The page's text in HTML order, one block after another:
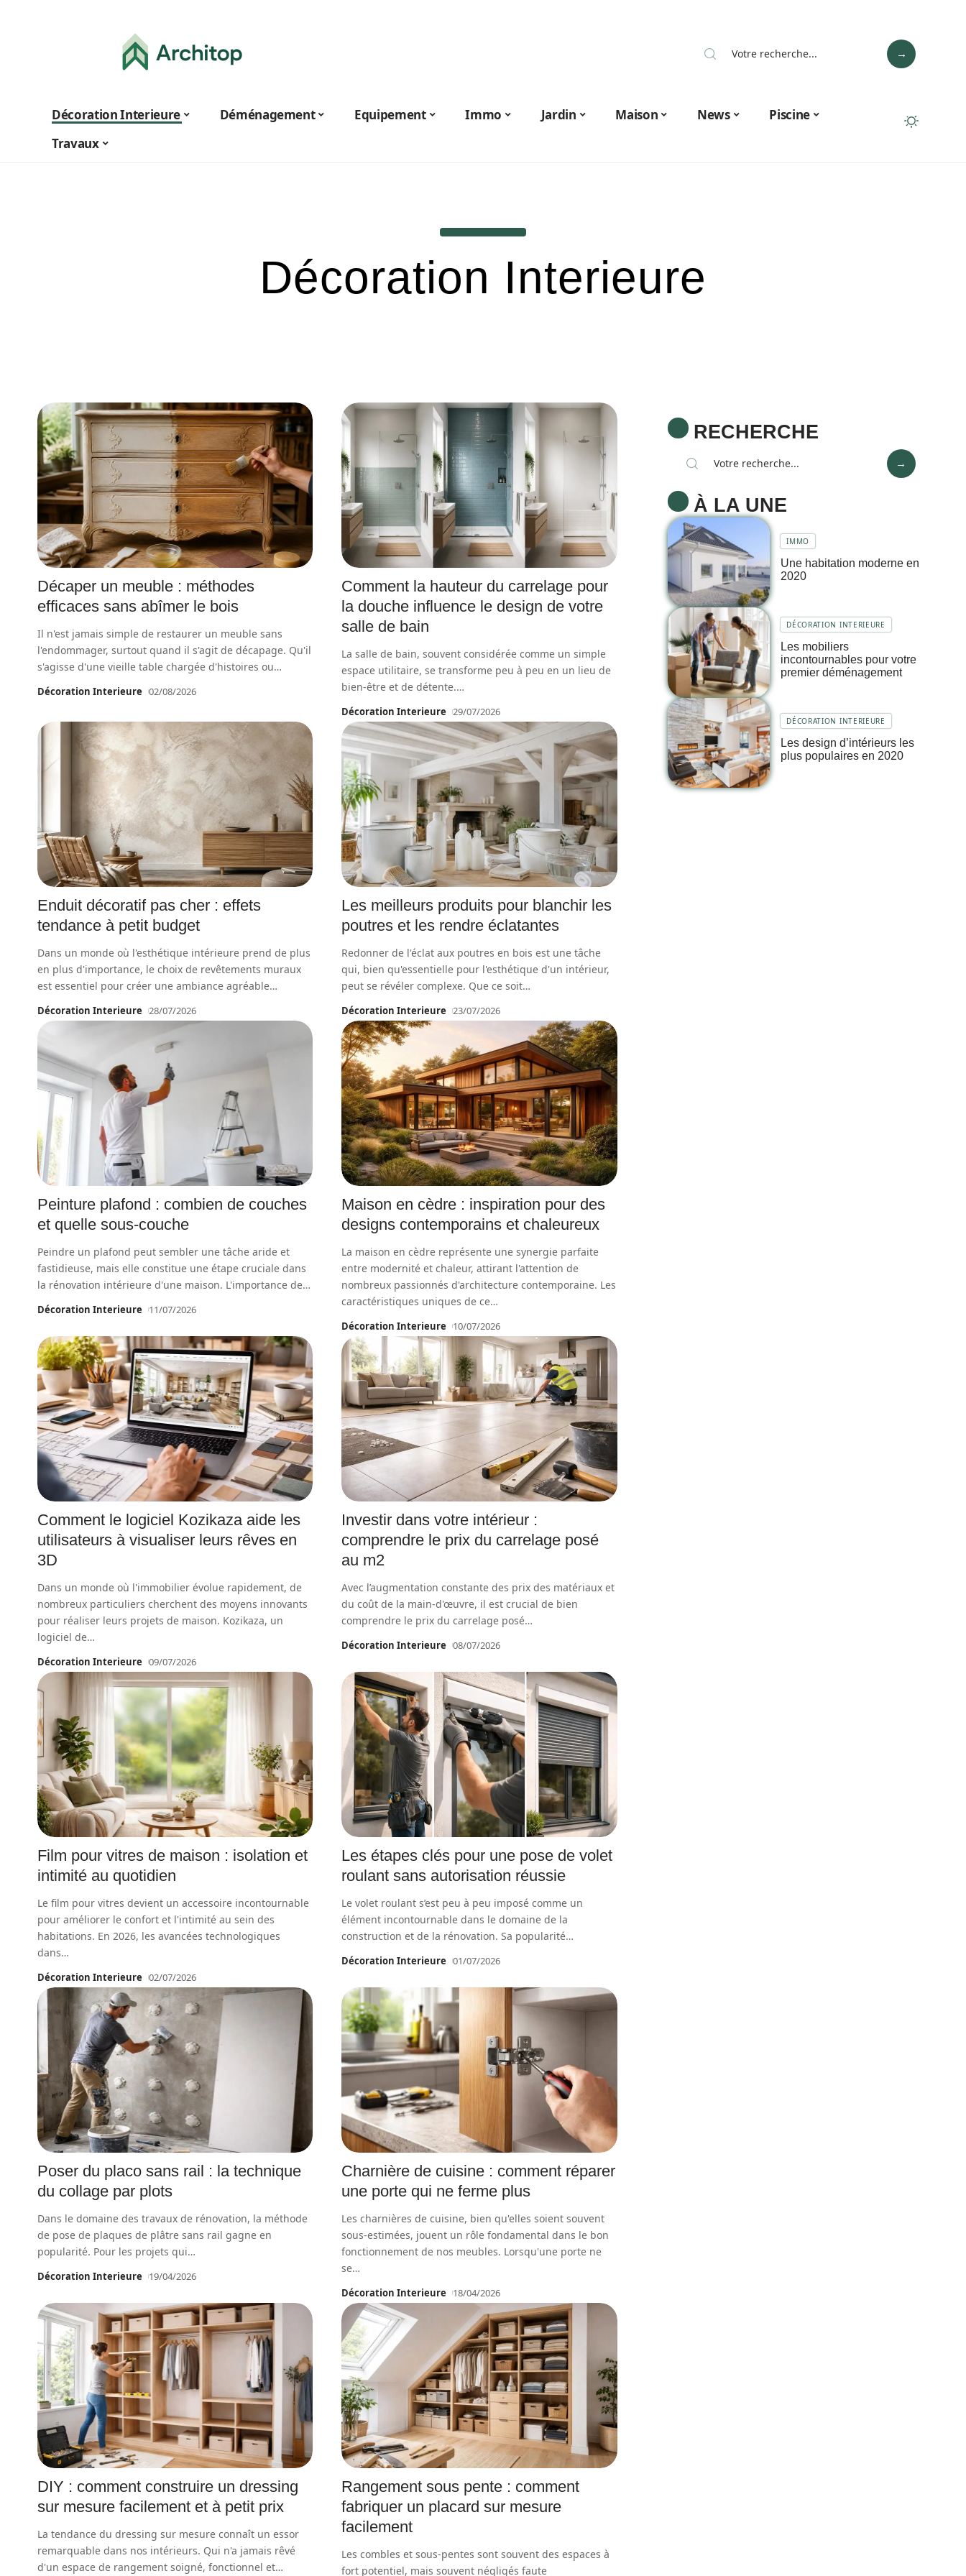
Décoration Interieure Déménagement Equipement Immo Jardin Maison News
Piscine
Travaux
Décoration Interieure
Décaper un meuble : méthodes
efficaces sans abîmer le bois
Il n'est jamais simple de restaurer un meuble sans
l'endommager, surtout quand il s'agit de décapage. Qu'il
s'agisse d'une vieille table chargée d'histoires ou…
Décoration Interieure 02/08/2026
Comment la hauteur du carrelage pour
la douche influence le design de votre
salle de bain
La salle de bain, souvent considérée comme un simple
espace utilitaire, se transforme peu à peu en un lieu de
bien-être et de détente.…
Décoration Interieure 29/07/2026
Enduit décoratif pas cher : effets
tendance à petit budget
Dans un monde où l'esthétique intérieure prend de plus
en plus d'importance, le choix de revêtements muraux
est essentiel pour créer une ambiance agréable…
Décoration Interieure 28/07/2026
Les meilleurs produits pour blanchir les
poutres et les rendre éclatantes
Redonner de l'éclat aux poutres en bois est une tâche
qui, bien qu'essentielle pour l'esthétique d'un intérieur,
peut se révéler complexe. Que ce soit…
Décoration Interieure 23/07/2026
Peinture plafond : combien de couches
et quelle sous-couche
Peindre un plafond peut sembler une tâche aride et
fastidieuse, mais elle constitue une étape cruciale dans
la rénovation intérieure d'une maison. L'importance de…
Décoration Interieure 11/07/2026
Maison en cèdre : inspiration pour des
designs contemporains et chaleureux
La maison en cèdre représente une synergie parfaite
entre modernité et chaleur, attirant l'attention de
nombreux passionnés d'architecture contemporaine. Les
caractéristiques uniques de ce…
Décoration Interieure 10/07/2026
Comment le logiciel Kozikaza aide les
utilisateurs à visualiser leurs rêves en
3D
Dans un monde où l'immobilier évolue rapidement, de
nombreux particuliers cherchent des moyens innovants
pour réaliser leurs projets de maison. Kozikaza, un
logiciel de…
Décoration Interieure 09/07/2026
Investir dans votre intérieur :
comprendre le prix du carrelage posé
au m2
Avec l’augmentation constante des prix des matériaux et
du coût de la main-d'œuvre, il est crucial de bien
comprendre le prix du carrelage posé…
Décoration Interieure 08/07/2026
Film pour vitres de maison : isolation et
intimité au quotidien
Le film pour vitres devient un accessoire incontournable
pour améliorer le confort et l'intimité au sein des
habitations. En 2026, les avancées technologiques
dans…
Décoration Interieure 02/07/2026
Les étapes clés pour une pose de volet
roulant sans autorisation réussie
Le volet roulant s’est peu à peu imposé comme un
élément incontournable dans le domaine de la
construction et de la rénovation. Sa popularité…
Décoration Interieure 01/07/2026
Poser du placo sans rail : la technique
du collage par plots
Dans le domaine des travaux de rénovation, la méthode
de pose de plaques de plâtre sans rail gagne en
popularité. Pour les projets qui…
Décoration Interieure 19/04/2026
Charnière de cuisine : comment réparer
une porte qui ne ferme plus
Les charnières de cuisine, bien qu'elles soient souvent
sous-estimées, jouent un rôle fondamental dans le bon
fonctionnement de nos meubles. Lorsqu'une porte ne
se…
Décoration Interieure 18/04/2026
DIY : comment construire un dressing
sur mesure facilement et à petit prix
La tendance du dressing sur mesure connaît un essor
remarquable dans nos intérieurs. Qui n'a jamais rêvé
d'un espace de rangement soigné, fonctionnel et…
Rangement sous pente : comment
fabriquer un placard sur mesure
facilement
Les combles et sous-pentes sont souvent des espaces à
fort potentiel, mais souvent négligés faute
RECHERCHE
À LA UNE
IMMO
Une habitation moderne en
2020
DÉCORATION INTERIEURE
Les mobiliers
incontournables pour votre
premier déménagement
DÉCORATION INTERIEURE
Les design d’intérieurs les
plus populaires en 2020